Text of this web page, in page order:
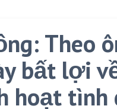
Theo
bất lợi
hoạt tình